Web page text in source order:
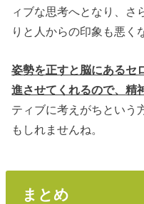
ィブな思考へとなり、さ
りと人からの印象も悪く
姿勢を正すと脳にあるセ
進させてくれるので、精
ティブに考えがちという
もしれませんね。
まとめ